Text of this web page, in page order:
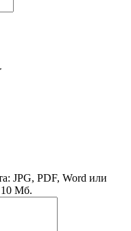
JPG, PDF, Word или
10 Мб.